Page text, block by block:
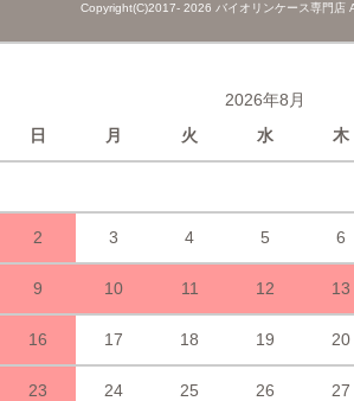
Copyright(C)2017- 2026 バイオリンケース専門店
2026年8月
日
月 火 水 木
2 3 4 5 6
9 10 11 12 13
16 17 18 19 20
23 24 25 26 27